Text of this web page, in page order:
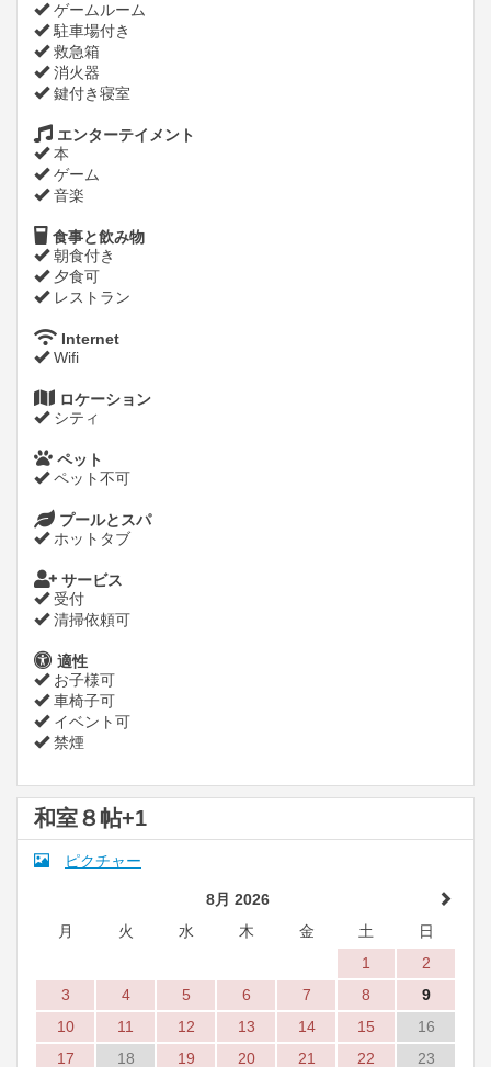
ゲームルーム
駐車場付き
救急箱
消火器
鍵付き寝室
エンターテイメント
本
ゲーム
音楽
食事と飲み物
朝食付き
夕食可
レストラン
Internet
Wifi
ロケーション
シティ
ペット
ペット不可
プールとスパ
ホットタブ
サービス
受付
清掃依頼可
適性
お子様可
車椅子可
イベント可
禁煙
和室８帖+1
ピクチャー
8月 2026
月
火 水 木 金 土
日
1
2
3
4 5 6 7 8
9
10
11 12 13 14 15
16
17
18 19 20 21 22 23